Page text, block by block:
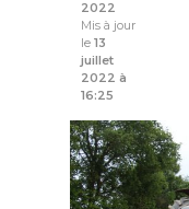
2022
Mis à jour
le 13
juillet
2022 à
16:25